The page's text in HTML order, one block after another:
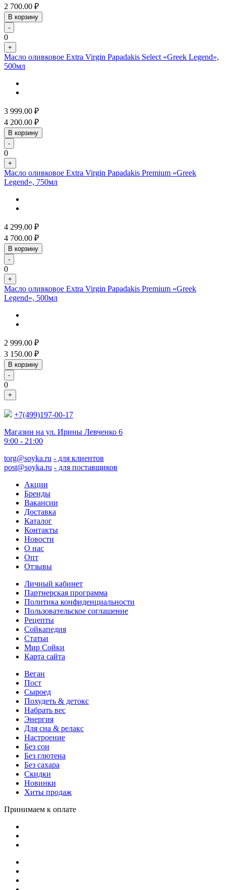
2 700.00 ₽
В корзину
-
0
+
Масло оливковое Extra Virgin Papadakis Select «Greek Legend»,
500мл
3 999.00 ₽
4 200.00 ₽
В корзину
-
0
+
Масло оливковое Extra Virgin Papadakis Premium «Greek
Legend», 750мл
4 299.00 ₽
4 700.00 ₽
В корзину
-
0
+
Масло оливковое Extra Virgin Papadakis Premium «Greek
Legend», 500мл
2 999.00 ₽
3 150.00 ₽
В корзину
-
0
+
+7(499)197-00-17
Магазин на ул. Ирины Левченко 6
9:00 - 21:00
torg@soyka.ru - для клиентов
post@soyka.ru - для поставщиков
Акции
Бренды
Вакансии
Доставка
Каталог
Контакты
Новости
О нас
Опт
Отзывы
Личный кабинет
Партнерская программа
Политика конфиденциальности
Пользовательское соглашение
Рецепты
Сойкапедия
Статьи
Мир Сойки
Карта сайта
Веган
Пост
Сыроед
Похудеть & детокс
Набрать вес
Энергия
Для сна & релакс
Настроение
Без сои
Без глютена
Без сахара
Скидки
Новинки
Хиты продаж
Принимаем к оплате